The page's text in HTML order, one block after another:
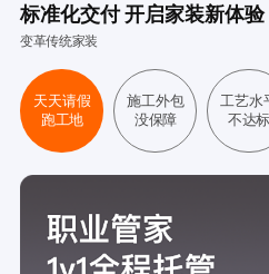
标准化交付 开启家装新体验
变革传统家装
天天请假
跑工地
施工外包
没保障
工艺水
不达标